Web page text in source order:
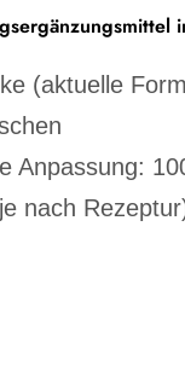
(aktuelle
Anpassung:
nach